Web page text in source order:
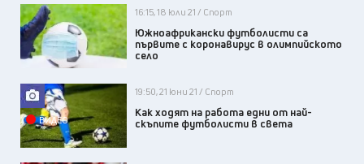
16:15, 18 юли 21 / Спорт
Южноафрикански футболисти са
първите с коронавирус в олимпийското
село
ВИДЕО
19:50, 21 юни 21 / Спорт
Как ходят на работа едни от най-
скъпите футболисти в света